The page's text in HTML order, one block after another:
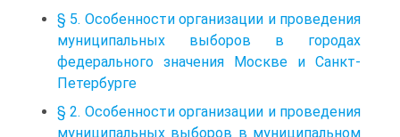
§ 5. Особенности организации и проведения
муниципальных выборов в городах
федерального значения Москве и Санкт-
Петербурге
§ 2. Особенности организации и проведения
муниципальных выборов в муниципальном